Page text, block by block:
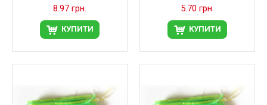
8.97 грн.
КУПИТИ
5.70 грн.
КУПИТИ